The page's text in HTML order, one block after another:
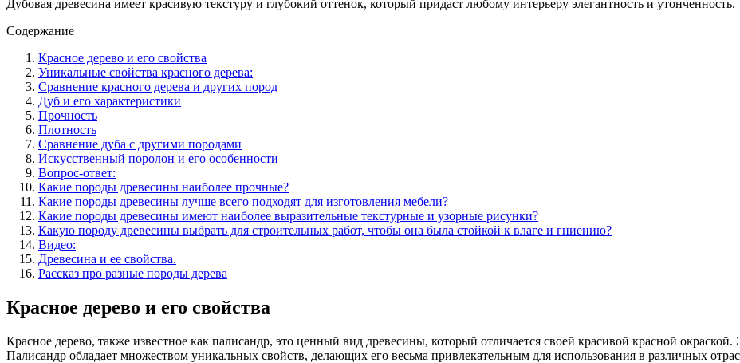
Дубовая древесина имеет красивую текстуру и глубокий оттенок, который придаст любому интерьеру элегантность и утонченность.
Содержание
Красное дерево и его свойства
Уникальные свойства красного дерева:
Сравнение красного дерева и других пород
Дуб и его характеристики
Прочность
Плотность
Сравнение дуба с другими породами
Искусственный поролон и его особенности
Вопрос-ответ:
Какие породы древесины наиболее прочные?
Какие породы древесины лучше всего подходят для изготовления мебели?
Какие породы древесины имеют наиболее выразительные текстурные и узорные рисунки?
Какую породу древесины выбрать для строительных работ, чтобы она была стойкой к влаге и гниению?
Видео:
Древесина и ее свойства.
Рассказ про разные породы дерева
Красное дерево и его свойства
Красное дерево, также известное как палисандр, это ценный вид древесины, который отличается своей красивой красной
Палисандр обладает множеством уникальных свойств, делающих его весьма привлекательным для использования в различных